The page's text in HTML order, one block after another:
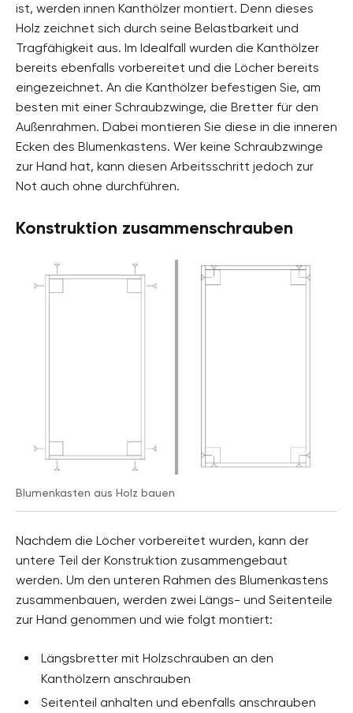
ist, werden innen Kanthölzer montiert. Denn dieses
Holz zeichnet sich durch seine Belastbarkeit und
Tragfähigkeit aus. Im Idealfall wurden die Kanthölzer
bereits ebenfalls vorbereitet und die Löcher bereits
eingezeichnet. An die Kanthölzer befestigen Sie, am
besten mit einer Schraubzwinge, die Bretter für den
Außenrahmen. Dabei montieren Sie diese in die inneren
Ecken des Blumenkastens. Wer keine Schraubzwinge
zur Hand hat, kann diesen Arbeitsschritt jedoch zur
Not auch ohne durchführen.
Konstruktion zusammenschrauben
Blumenkasten aus Holz bauen
Nachdem die Löcher vorbereitet wurden, kann der
untere Teil der Konstruktion zusammengebaut
werden. Um den unteren Rahmen des Blumenkastens
zusammenbauen, werden zwei Längs- und Seitenteile
zur Hand genommen und wie folgt montiert:
Längsbretter mit Holzschrauben an den
Kanthölzern anschrauben
Seitenteil anhalten und ebenfalls anschrauben